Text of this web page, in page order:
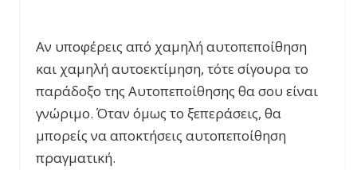
Αν υποφέρεις από χαμηλή αυτοπεποίθηση
και χαμηλή αυτοεκτίμηση, τότε σίγουρα το
παράδοξο της Αυτοπεποίθησης θα σου είναι
γνώριμο. Όταν όμως το ξεπεράσεις, θα
μπορείς να αποκτήσεις αυτοπεποίθηση
πραγματική.